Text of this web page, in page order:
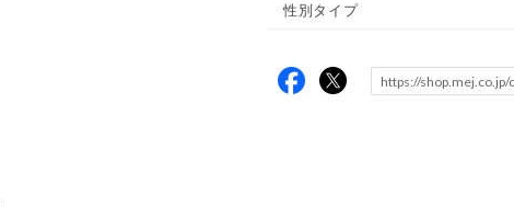
性別タイプ